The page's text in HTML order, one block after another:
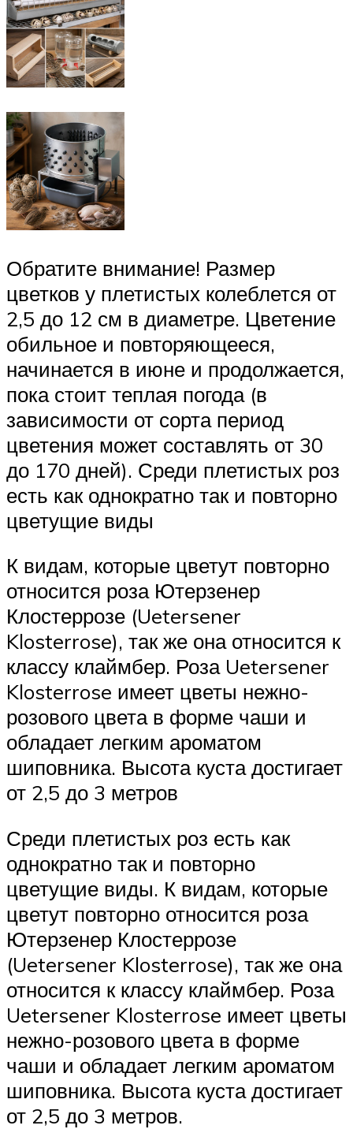
Обратите внимание! Размер
цветков у плетистых колеблется от
2,5 до 12 см в диаметре. Цветение
обильное и повторяющееся,
начинается в июне и продолжается,
пока стоит теплая погода (в
зависимости от сорта период
цветения может составлять от 30
до 170 дней). Среди плетистых роз
есть как однократно так и повторно
цветущие виды
К видам, которые цветут повторно
относится роза Ютерзенер
Клостеррозе (Uetersener
Klosterrose), так же она относится к
классу клаймбер. Роза Uetersener
Klosterrose имеет цветы нежно-
розового цвета в форме чаши и
обладает легким ароматом
шиповника. Высота куста достигает
от 2,5 до 3 метров
Среди плетистых роз есть как
однократно так и повторно
цветущие виды. К видам, которые
цветут повторно относится роза
Ютерзенер Клостеррозе
(Uetersener Klosterrose), так же она
относится к классу клаймбер. Роза
Uetersener Klosterrose имеет цветы
нежно-розового цвета в форме
чаши и обладает легким ароматом
шиповника. Высота куста достигает
от 2,5 до 3 метров.